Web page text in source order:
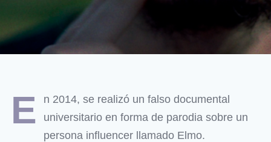
E
n 2014, se realizó un falso documental
universitario en forma de parodia sobre un
persona influencer llamado Elmo.